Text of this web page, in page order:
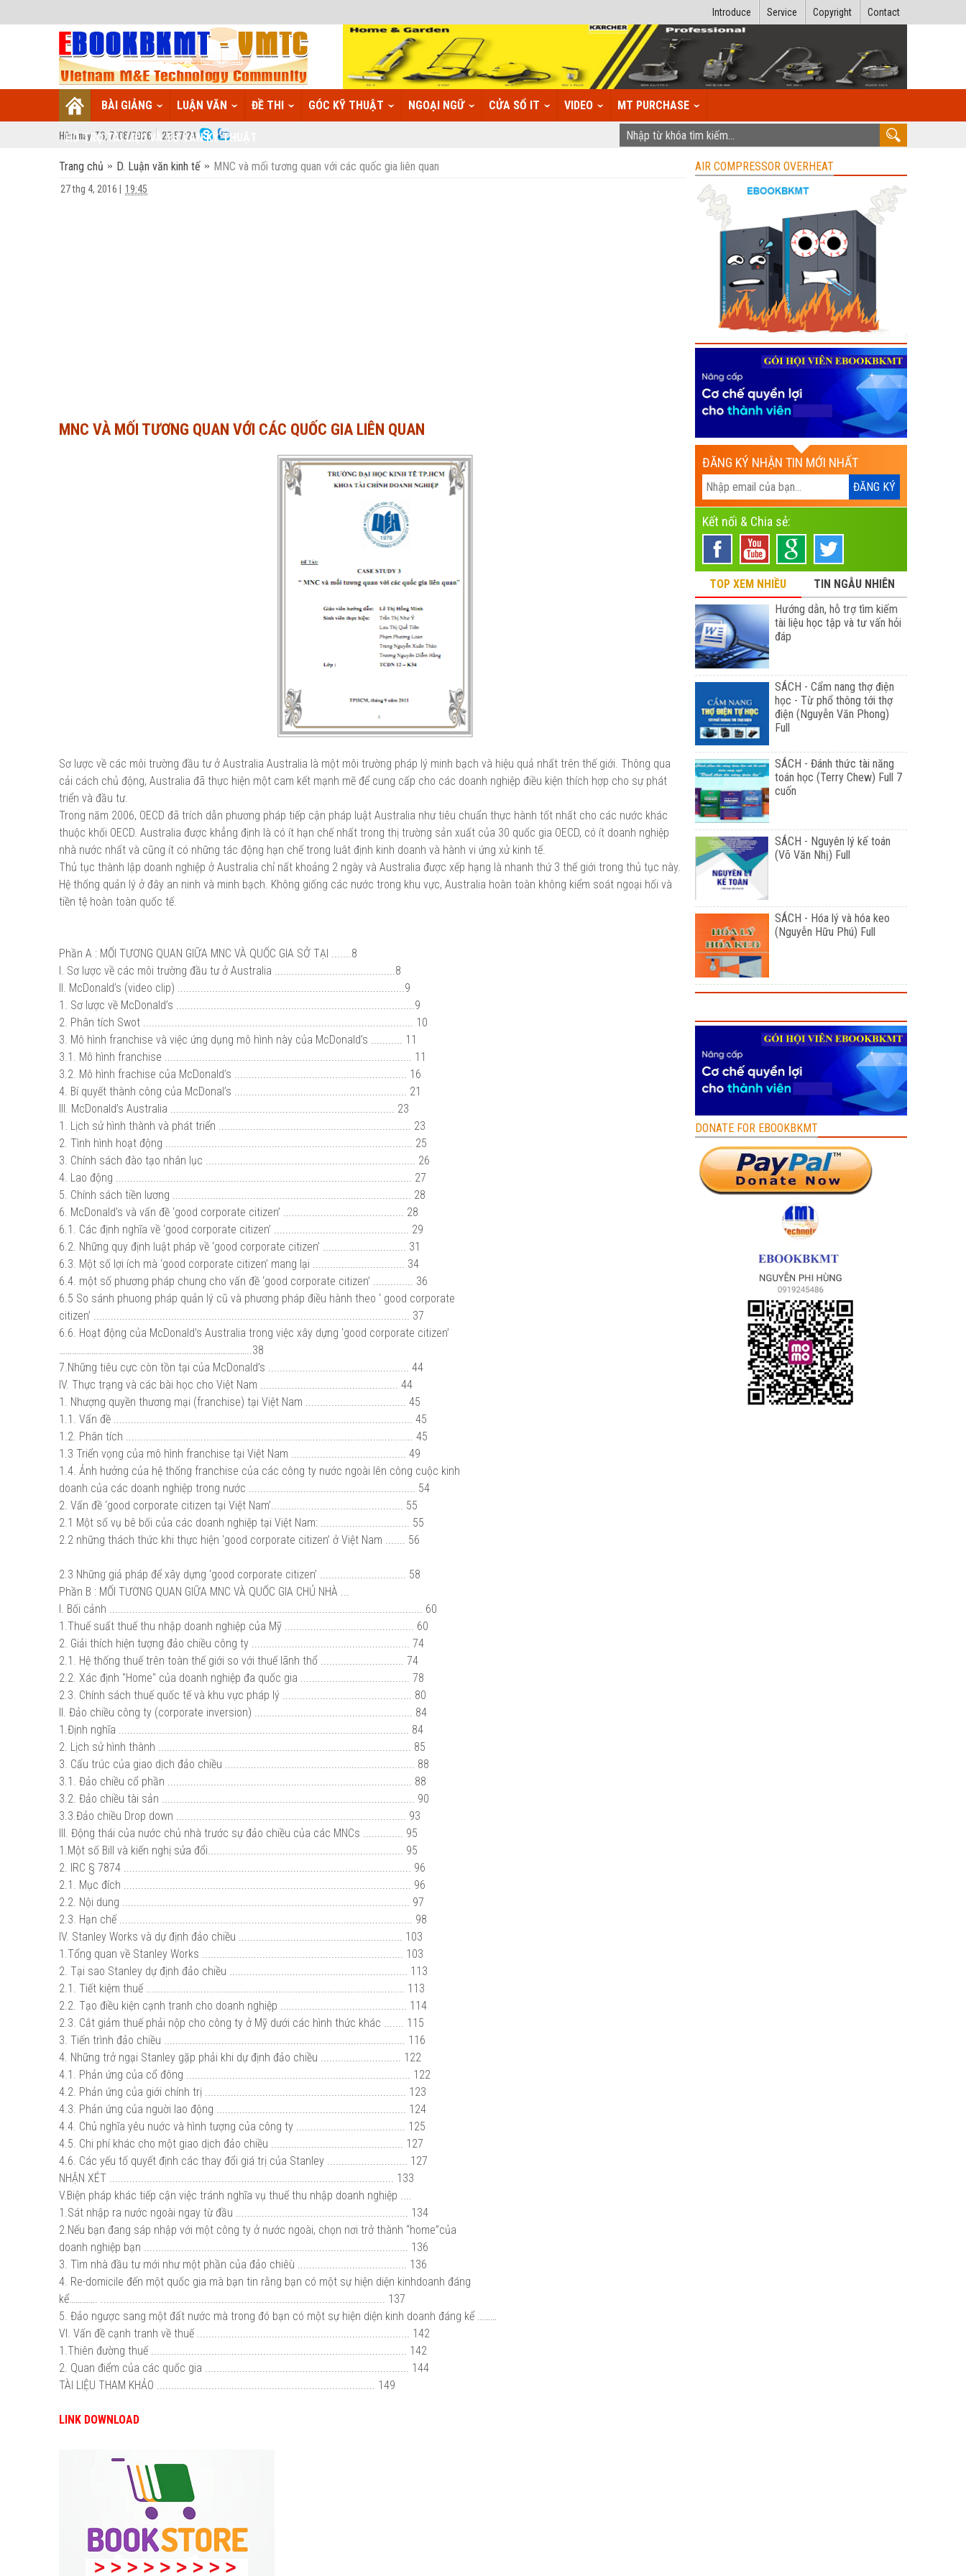
Contact
Copyright
Service
Introduce
BÀI GIẢNG LUẬN VĂN ĐỀ THI GÓC KỸ THUẬT NGOẠI NGỮ CỬA SỔ IT VIDEO MT PURCHASE
HỖ TRỢ TÀI LIỆU VÀ TƯ VẤN KỸ THUẬT
Hôm nay: T6, 7/08/2026 22:57:25
Trang chủ D. Luận văn kinh tế MNC và mối tương quan với các quốc gia liên quan
27 thg 4, 2016 19:45
MNC VÀ MỐI TƯƠNG QUAN VỚI CÁC QUỐC GIA LIÊN QUAN
Sơ lược về các môi trường đầu tư ở Australia Australia là một môi trường pháp lý minh bạch và hiệu quả nhất trên thế giới. Thông qua
cải cách chủ động, Australia đã thực hiện một cam kết mạnh mẽ để cung cấp cho các doanh nghiệp điều kiện thích hợp cho sự phát
triển và đầu tư.
Trong năm 2006, OECD đã trích dẫn phương pháp tiếp cận pháp luật Australia như tiêu chuẩn thực hành tốt nhất cho các nước khác
thuộc khối OECD. Australia được khẳng định là có ít hạn chế nhất trong thị trường sản xuất của 30 quốc gia OECD, có ít doanh nghiệp
nhà nước nhất và cũng ít có những tác động hạn chế trong luât định kinh doanh và hành vi ứng xử kinh tế.
Thủ tục thành lập doanh nghiệp ở Australia chỉ nất khoảng 2 ngày và Australia được xếp hạng là nhanh thứ 3 thế giới trong thủ tục này.
Hệ thống quản lý ở đây an ninh và minh bạch. Không giống các nước trong khu vực, Australia hoàn toàn không kiểm soát ngoại hối và
tiền tệ hoàn toàn quốc tế.
Phần A : MỐI TƯƠNG QUAN GIỮA MNC VÀ QUỐC GIA SỞ TẠI .......8
I. Sơ lược về các môi trường đầu tư ở Australia ..........................................8
II. McDonald’s (video clip) ...............................................................................9
1. Sơ lược về McDonald’s ...................................................................................9
2. Phân tích Swot .............................................................................................. 10
3. Mô hình franchise và việc ứng dụng mô hình này của McDonald’s ........... 11
3.1. Mô hình franchise ...................................................................................... 11
3.2. Mô hình frachise của McDonald’s ............................................................ 16
4. Bí quyết thành công của McDonal’s ............................................................ 21
III. McDonald’s Australia .............................................................................. 23
1. Lịch sử hình thành và phát triển ................................................................... 23
2. Tình hình hoạt động ...................................................................................... 25
3. Chính sách đào tạo nhân lục ......................................................................... 26
4. Lao động ....................................................................................................... 27
5. Chính sách tiền lương ................................................................................... 28
6. McDonald’s và vấn đề ‘good corporate citizen’ .......................................... 28
6.1. Các định nghĩa về ‘good corporate citizen’ ............................................... 29
6.2. Những quy định luật pháp về ‘good corporate citizen’ ............................. 31
6.3. Một số lợi ích mà ‘good corporate citizen’ mang lại ................................ 34
6.4. một số phương pháp chung cho vấn đề ‘good corporate citizen’ .............. 36
6.5 So sánh phuong pháp quản lý cũ và phương pháp điều hành theo ‘ good corporate
citizen’ .............................................................................................................. 37
6.6. Hoạt động của McDonald’s Australia trong việc xây dựng ‘good corporate citizen’
……………………………………………………………………………..38
7.Những tiêu cực còn tồn tại của McDonald’s ................................................. 44
IV. Thực trạng và các bài học cho Việt Nam ................................................ 44
1. Nhượng quyền thương mại (franchise) tại Việt Nam ................................... 45
1.1. Vấn đề ........................................................................................................ 45
1.2. Phân tích .................................................................................................... 45
1.3 Triển vọng của mô hình franchise tại Việt Nam ........................................ 49
1.4. Ảnh hưởng của hệ thống franchise của các công ty nước ngoài lên công cuộc kinh
doanh của các doanh nghiệp trong nước .......................................................... 54
2. Vấn đề ‘good corporate citizen tại Việt Nam’.............................................. 55
2.1 Một số vụ bê bối của các doanh nghiệp tại Việt Nam: ............................... 55
2.2 những thách thức khi thực hiện ‘good corporate citizen’ ở Việt Nam ....... 56
2.3 Những giả pháp để xây dựng ‘good corporate citizen’ .............................. 58
Phần B : MỐI TƯƠNG QUAN GIỮA MNC VÀ QUỐC GIA CHỦ NHÀ ...
I. Bối cảnh ............................................................................................................. 60
1.Thuế suất thuế thu nhập doanh nghiệp của Mỹ ............................................. 60
2. Giải thích hiện tượng đảo chiều công ty ....................................................... 74
2.1. Hệ thống thuế trên toàn thế giới so với thuế lãnh thổ ............................. 74
2.2. Xác định "Home" của doanh nghiệp đa quốc gia ...................................... 78
2.3. Chính sách thuế quốc tế và khu vực pháp lý ............................................. 80
II. Đảo chiều công ty (corporate inversion) ....................................................... 84
1.Định nghĩa ..................................................................................................... 84
2. Lịch sử hình thành ........................................................................................ 85
3. Cấu trúc của giao dịch đảo chiều .................................................................. 88
3.1. Đảo chiều cổ phần ..................................................................................... 88
3.2. Đảo chiều tài sản ........................................................................................ 90
3.3.Đảo chiều Drop down ................................................................................ 93
III. Động thái của nước chủ nhà trước sự đảo chiều của các MNCs .............. 95
1.Một số Bill và kiến nghị sửa đổi.................................................................... 95
2. IRC § 7874 .................................................................................................... 96
2.1. Mục đích .................................................................................................... 96
2.2. Nội dung .................................................................................................... 97
2.3. Hạn chế ...................................................................................................... 98
IV. Stanley Works và dự định đảo chiều ......................................................... 103
1.Tổng quan về Stanley Works ...................................................................... 103
2. Tại sao Stanley dự định đảo chiều .............................................................. 113
2.1. Tiết kiệm thuế .......................................................................................... 113
2.2. Tạo điều kiện cạnh tranh cho doanh nghiệp ............................................ 114
2.3. Cắt giảm thuế phải nộp cho công ty ở Mỹ dưới các hình thức khác ....... 115
3. Tiến trình đảo chiều .................................................................................... 116
4. Những trở ngại Stanley gặp phải khi dự định đảo chiều ............................ 122
4.1. Phản ứng của cổ đông .............................................................................. 122
4.2. Phản ứng của giới chính trị ...................................................................... 123
4.3. Phản ứng của nguời lao động .................................................................. 124
4.4. Chủ nghĩa yêu nuớc và hình tượng của công ty ...................................... 125
4.5. Chi phí khác cho một giao dịch đảo chiều .............................................. 127
4.6. Các yếu tố quyết định các thay đổi giá trị của Stanley ............................ 127
NHẬN XÉT ................................................................................................... 133
V.Biện pháp khác tiếp cận việc tránh nghĩa vụ thuế thu nhập doanh nghiệp ....
1.Sát nhập ra nước ngoài ngay từ đầu ............................................................ 134
2.Nếu bạn đang sáp nhập với một công ty ở nước ngoài, chọn nơi trở thành “home”của
doanh nghiệp bạn ............................................................................................ 136
3. Tìm nhà đầu tư mới như một phần của đảo chiêù ...................................... 136
4. Re-domicile đến một quốc gia mà bạn tin rằng bạn có một sự hiện diện kinhdoanh đáng
kể…………. ................................................................................................... 137
5. Đảo ngược sang một đất nước mà trong đó bạn có một sự hiện diện kinh doanh đáng kể ………
VI. Vấn đề cạnh tranh về thuế .......................................................................... 142
1.Thiên đường thuế ......................................................................................... 142
2. Quan điểm của các quốc gia ....................................................................... 144
TÀI LIỆU THAM KHẢO ............................................................................ 149
LINK DOWNLOAD
AIR COMPRESSOR OVERHEAT
ĐĂNG KÝ NHẬN TIN MỚI NHẤT
Kết nối & Chia sẻ:
TOP XEM NHIỀU
TIN NGẪU NHIÊN
Hướng dẫn, hỗ trợ tìm kiếm
tài liệu học tập và tư vấn hỏi
đáp
SÁCH - Cẩm nang thợ điện
học - Từ phổ thông tới thợ
điện (Nguyễn Văn Phong)
Full
SÁCH - Đánh thức tài năng
toán học (Terry Chew) Full 7
cuốn
SÁCH - Nguyên lý kế toán
(Võ Văn Nhị) Full
SÁCH - Hóa lý và hóa keo
(Nguyễn Hữu Phú) Full
DONATE FOR EBOOKBKMT